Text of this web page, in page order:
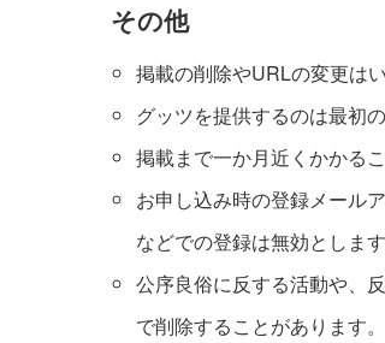
その他
掲載の削除やURLの変更は
グッツを提供するのは最初
掲載まで一か月近くかかる
お申し込み時の登録メール
などでの登録は無効とします
公序良俗に反する活動や、
で削除することがあります。